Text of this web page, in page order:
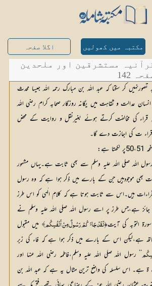
مکتبہ میں کھولیں اگلا صفحہ
مستشرقین اور ملحدین
142
تصورنہیں کر سکتا کہ عبد اللہ بن مبارک رحمہ اللہ جیسا محدث
عدالت و ثقاہت میں یگانہ روزگار صحابہ کرام رضی اللہ
قراء کی مخالفت کرتے ہوئے بغیرنقل و روایت کے محض
قراء ت کی اجازت دے گا۔
اللہ صلی اللہ علیہ وسلم سے بھی ثابت ہے۔یہاں مشہور
بھی موجودہیں جن کے بارے میں ذکر ہوا ہے کہ وہ رسول
قراءات ہیں۔اس سے ثابت ہوتا ہے کہ کلامِ الٰہی کو اس طرز
ہے،جس طرز پر اسے رسول اللہ صلی اللہ علیہ وسلم نے
سورۃ التوبہ کی آیت﴿لَقَدْ جَائَ کُمْ رَسُولٌ مِنْ أَنْفُسِکُم﴾
‘‘ رسول اللہ صلی اللہ علیہ وسلم،فاطمہ رضی اللہ عنہا اور